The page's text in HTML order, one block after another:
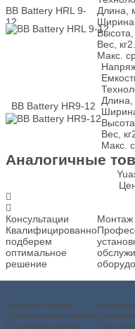
BB Battery HRL 9-
12
Длина,
Вес, кг
Макс.
BB Battery HR9-12
Вес, кг
Макс.
Аналогичные
Консультации
Квалифицированно
подберем
оптимальное
решение
Монтаж
Услуги и сервис
Электроизмерения
Проектирование
Компания
О